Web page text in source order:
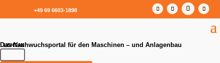
+49 69 6603-1898
Das Nachwuchsportal für den Maschinen – und Anlagenbau